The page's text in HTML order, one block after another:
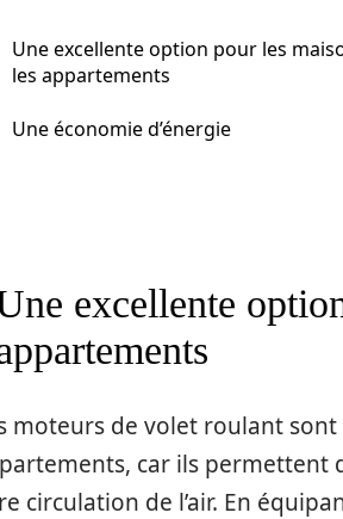
Une excellente option pour les
les appartements
Une économie d’énergie
excellente
moteurs de volet roulant
car ils permettent
circulation de l’air. En